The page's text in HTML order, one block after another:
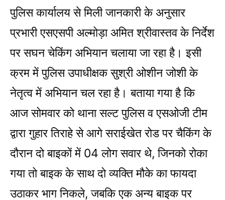
पुलिस कार्यालय से मिली जानकारी के अनुसार
प्रभारी एसएसपी अल्मोड़ा अमित श्रीवास्तव के निर्देश
पर सघन चेकिंग अभियान चलाया जा रहा है। इसी
क्रम में पुलिस उपाधीक्षक सुश्री ओशीन जोशी के
नेतृत्व में अभियान चल रहा है। बताया गया है कि
आज सोमवार को थाना सल्ट पुलिस व एसओजी टीम
द्वारा गुहार तिराहे से आगे सराईखेत रोड पर चैकिंग के
दौरान दो बाइकों में 04 लोग सवार थे, जिनको रोका
गया तो बाइक के साथ दो व्यक्ति मौके का फायदा
उठाकर भाग निकले, जबकि एक अन्य बाइक पर